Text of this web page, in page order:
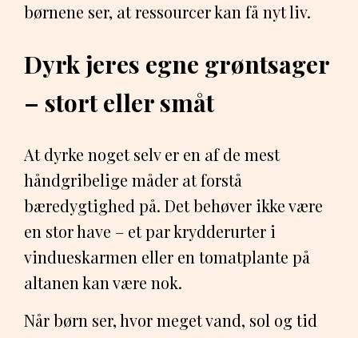
børnene ser, at ressourcer kan få nyt liv.
Dyrk jeres egne grøntsager
– stort eller småt
At dyrke noget selv er en af de mest
håndgribelige måder at forstå
bæredygtighed på. Det behøver ikke være
en stor have – et par krydderurter i
vindueskarmen eller en tomatplante på
altanen kan være nok.
Når børn ser, hvor meget vand, sol og tid